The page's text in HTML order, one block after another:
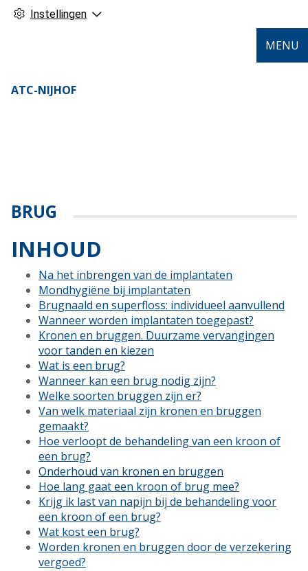
Instellingen
ATC-NIJHOF
MENU
BRUG
INHOUD
Na het inbrengen van de implantaten
Mondhygiëne bij implantaten
Brugnaald en superfloss: individueel aanvullend
Wanneer worden implantaten toegepast?
Kronen en bruggen. Duurzame vervangingen
voor tanden en kiezen
Wat is een brug?
Wanneer kan een brug nodig zijn?
Welke soorten bruggen zijn er?
Van welk materiaal zijn kronen en bruggen
gemaakt?
Hoe verloopt de behandeling van een kroon of
een brug?
Onderhoud van kronen en bruggen
Hoe lang gaat een kroon of brug mee?
Krijg ik last van napijn bij de behandeling voor
een kroon of een brug?
Wat kost een brug?
Worden kronen en bruggen door de verzekering
vergoed?